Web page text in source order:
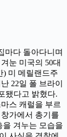
마다 돌아다니며
눈 미국의 50대
) 미 메릴랜드주
22일 폴 브라이
됐다고 밝혔다.
스 캐럴을 부르
가에서 총기를
을 겨누는 모습을